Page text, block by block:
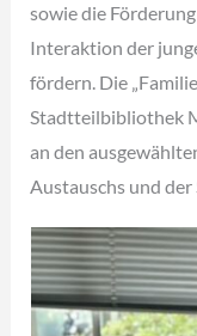
sowie die
Interaktion der
fördern. Die
Stadtteilbibliothek
an den
Austauschs und der